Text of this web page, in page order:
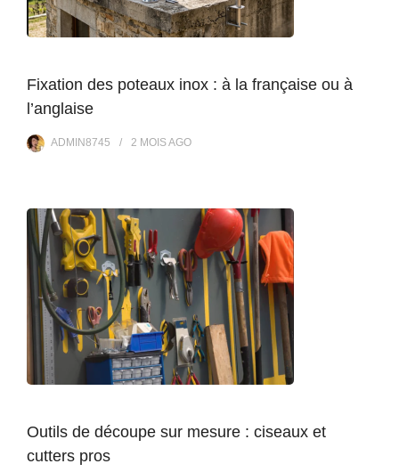
Fixation des poteaux inox : à la française ou à
l’anglaise
ADMIN8745 2 MOISAGO
Outils de découpe sur mesure : ciseaux et
cutters pros